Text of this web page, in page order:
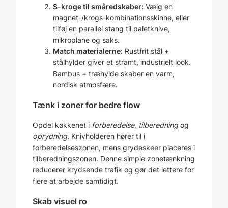
S-kroge til småredskaber: Vælg en
magnet-/krogs-kombinationsskinne, eller
tilføj en parallel stang til paletknive,
mikroplane og saks.
Match materialerne: Rustfrit stål +
stålhylder giver et stramt, industrielt look.
Bambus + træhylde skaber en varm,
nordisk atmosfære.
Tænk i zoner for bedre flow
Opdel køkkenet i forberedelse, tilberedningog
oprydning. Knivholderen hører til i
forberedelseszonen, mens grydeskeer placeres i
tilberedningszonen. Denne simple zonetænkning
reducerer krydsende trafik og gør det lettere for
flere at arbejde samtidigt.
Skab visuel ro